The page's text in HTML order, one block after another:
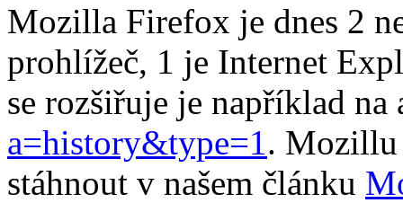
Mozilla Firefox je dnes 2
prohlížeč, 1 je Internet
se rozšiřuje je například na
a=history&type=1. Mozillu
stáhnout v našem článku